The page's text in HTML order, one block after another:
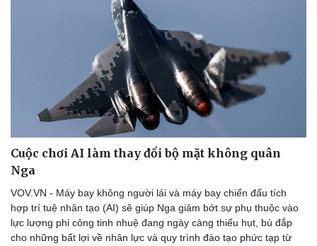
Cuộc chơi AI làm thay đổi bộ mặt không quân
Nga
VOV.VN - Máy bay không người lái và máy bay chiến đấu tích
hợp trí tuệ nhân tạo (AI) sẽ giúp Nga giảm bớt sự phụ thuộc vào
lực lượng phi công tinh nhuệ đang ngày càng thiếu hụt, bù đắp
cho những bất lợi về nhân lực và quy trình đào tạo phức tạp từ